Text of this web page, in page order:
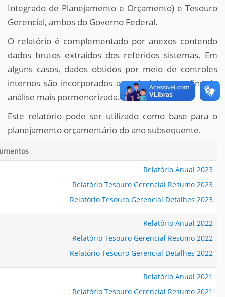
Integrado de Planejamento e Orçamento) e Tesouro
Gerencial, ambos do Governo Federal.
O relatório é complementado por anexos contendo
dados brutos extraídos dos referidos sistemas. Em
alguns casos, dados obtidos por meio de controles
internos são incorporados ao relatório, para fins de
análise mais pormenorizada.
Este relatório pode ser utilizado como base para o
planejamento orçamentário do ano subsequente.
Relatório Anual 2023
Relatório Tesouro Gerencial Resumo 2023
Relatório Tesouro Gerencial Detalhes 2023
Relatório Anual 2022
Relatório Tesouro Gerencial Resumo 2022
Relatório Tesouro Gerencial Detalhes 2022
Relatório Anual 2021
Relatório Tesouro Gerencial Resumo 2021